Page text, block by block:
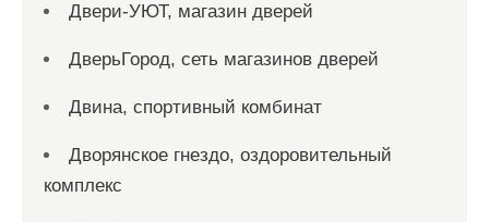
Двери-УЮТ, магазин дверей
ДверьГород, сеть магазинов дверей
Двина, спортивный комбинат
Дворянское гнездо, оздоровительный
комплекс